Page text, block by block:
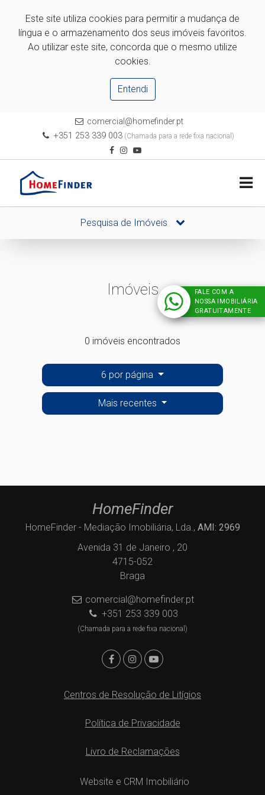
Este site utiliza cookies para permitir a mudança de
língua e o armazenamento dos seus imóveis favoritos.
Ao utilizar este site, concorda que o mesmo utilize
cookies.
Entendi
comercial@homefinder.pt
+351 253 339 003(Chamada para a rede fixa nacional)
Pesquisa de Imóveis
Imóveis
0 imóveis encontrados
6 por página
Mais recentes
HomeFinder
HomeFinder - Mediação Imobiliária, Lda., AMI: 2969
Avenida 31 de Janeiro , 20
4715-052
Braga
comercial@homefinder.pt
+351 253 339 003
(Chamada para a rede fixa nacional)
Centros de Resolução de Litígios
Política de Privacidade
Livro de Reclamações
Website e CRM Imobiliário
FALE COM A
NOSSA IMOBILIÁRIA
GRATUITAMENTE